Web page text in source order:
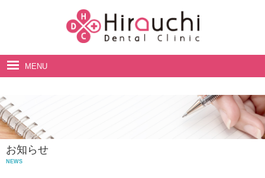
MENU
お知らせ
NEWS